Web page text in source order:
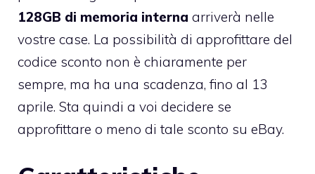
128GB di memoria interna arriverà nelle
vostre case. La possibilità di approfittare del
codice sconto non è chiaramente per
sempre, ma ha una scadenza, fino al 13
aprile. Sta quindi a voi decidere se
approfittare o meno di tale sconto su eBay.